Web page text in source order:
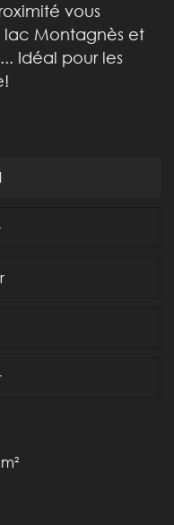
vous
lac Montagnès et
Idéal pour les